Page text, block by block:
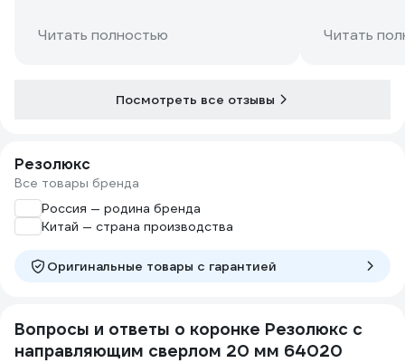
перегрелось хотя сверлил с губкой,
прошёл другим сверлом на сквозь
мочить и свёрла в запасе иметь
Читать полностью Читать
Посмотреть все отзывы
Резолюкс
Все товары бренда
Россия — родина бренда
Китай — страна производства
Оригинальные товары c гарантией
Вопросы и ответы о коронке Резолюкс с
направляющим сверлом 20 мм 64020